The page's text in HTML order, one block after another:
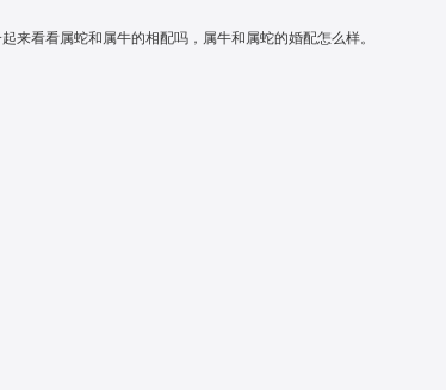
来看看属蛇和属牛的相配吗，属牛和属蛇的婚配怎么样。